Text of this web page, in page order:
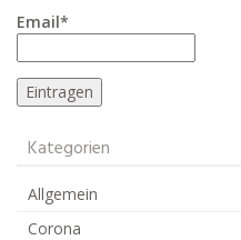
Email*
Kategorien
Allgemein
Corona